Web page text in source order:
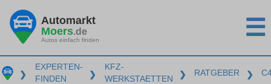
Automarkt
Moers.de
Autos einfach finden ☰
❯
EXPERTEN-
FINDEN
❯
KFZ-
WERKSTAETTEN
❯ RATGEBER ❯